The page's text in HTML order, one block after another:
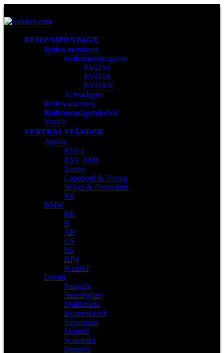
REIFENMONTAGE
Reifen montieren
Reifenmontiergeräte
EVO3®
EVO2®
EVOX®
Achsadapter
Reifen wuchten
Reifenmontagezubehör
Ventile
ZENTRALSTÄNDER
Aprilia
RSV4
RSV 1000
Tuono
Caponord & Tuareg
Shiver & Dorsoduro
RS
BMW
RR
R
XR
GS
RS
HP4
R nineT
Ducati
Panigale
Streetfighter
Multistrada
Hypermotard
Supersport
Monster
Scrambler
DesertX